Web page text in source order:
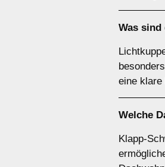
Was sind
eine klare
Welche
Klapp-